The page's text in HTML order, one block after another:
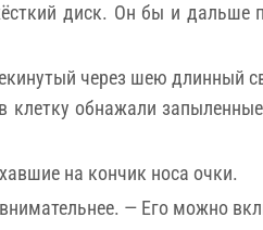
диск. Он бы и дальше
через шею длинный
обнажали
на кончик носа очки.
— Его можно